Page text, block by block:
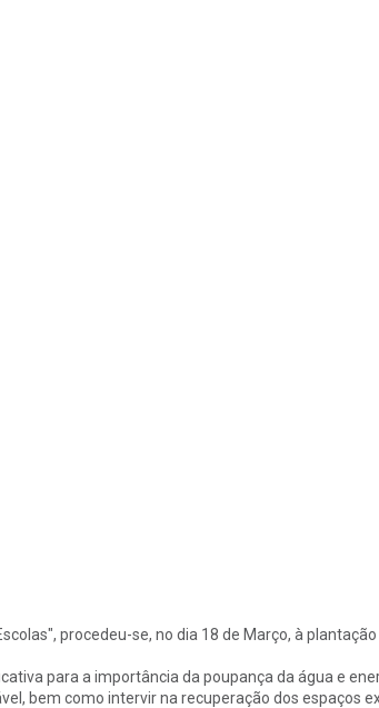
procedeu-se, no dia 18 de Março, à
para a importância da poupança da água e
bem como intervir na recuperação dos espaços